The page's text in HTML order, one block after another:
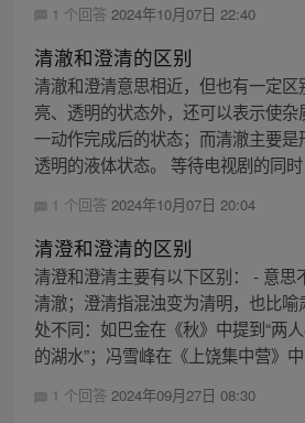
1 个回答 2024年10月07日 22:40
清澈和澄清的区别
清澈和澄清意思相近，但也有一定
亮、透明的状态外，还可以表示使
一动作完成后的状态；而清澈主要是
透明的液体状态。 等待电视剧的同
1 个回答 2024年10月07日 20:04
清澄和澄清的区别
清澄和澄清主要有以下区别： - 意思
清澈；澄清指混浊变为清明，也比
处不同：如巴金在《秋》中提到“两
的湖水”；冯雪峰在《上饶集中营》
1 个回答 2024年09月27日 08:30